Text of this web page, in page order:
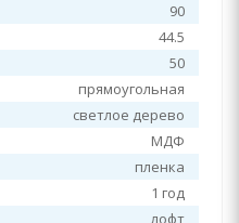
90
44.5
50
прямоугольная
светлое дерево
МДФ
пленка
1 год
лофт